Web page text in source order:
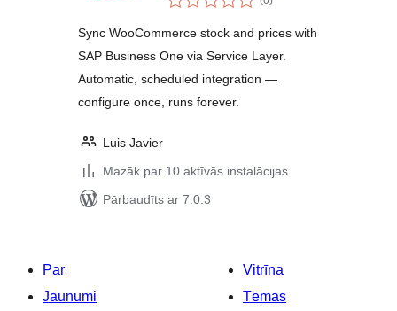
kopsumma
Sync WooCommerce stock and prices with
SAP Business One via Service Layer.
Automatic, scheduled integration —
configure once, runs forever.
Luis Javier
Mazāk par 10 aktīvās instalācijas
Pārbaudīts ar 7.0.3
Par
Jaunumi
Vitrīna
Tēmas